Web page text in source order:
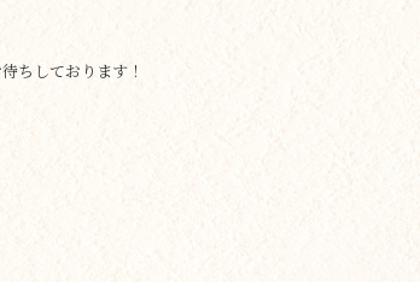
ちしております！